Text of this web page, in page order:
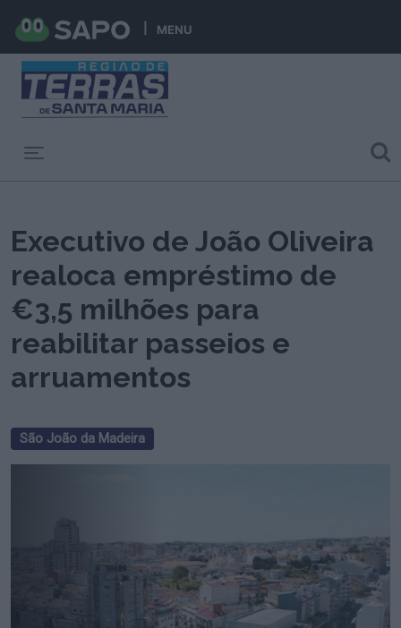
MENU
Executivo de João Oliveira
realoca empréstimo de
€3,5 milhões para
reabilitar passeios e
arruamentos
São João da Madeira